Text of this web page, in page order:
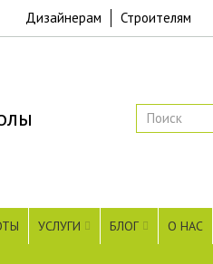
Дизайнерам Строителям
УСЛУГИ БЛОГ О НАС